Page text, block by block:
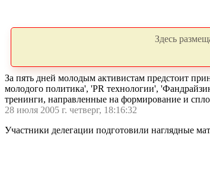
Здесь
За пять дней молодым активистам предстоит
молодого политика', 'PR технологии',
тренинги, направленные на формирование и
28 июля 2005 г. четверг, 18:16:32
Участники делегации подготовили наглядные